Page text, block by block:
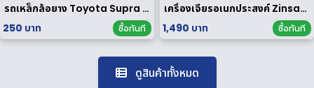
รถเหล็กล้อยาง Toyota Supra 1/64
250 บาท
ซื้อทันที
เครื่องเจียรอเนกประสงค์ Zinsano รุ่น MG135E [ มือสอง ]
1,490 บาท
ซื้อทันที
ดูสินค้าทั้งหมด